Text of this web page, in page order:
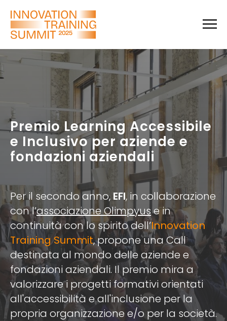
Premio Learning Accessibile
e Inclusivo per aziende e
fondazioni aziendali
Per il secondo anno, EFI, in collaborazione
con l’associazione Olimpyuse in
continuità con lo spirito dell’Innovation
Training Summit, propone una Call
destinata al mondo delle aziende e
fondazioni aziendali. Il premio mira a
valorizzare i progetti formativi orientati
all'accessibilità e all'inclusione per la
propria organizzazione e/o per la società.